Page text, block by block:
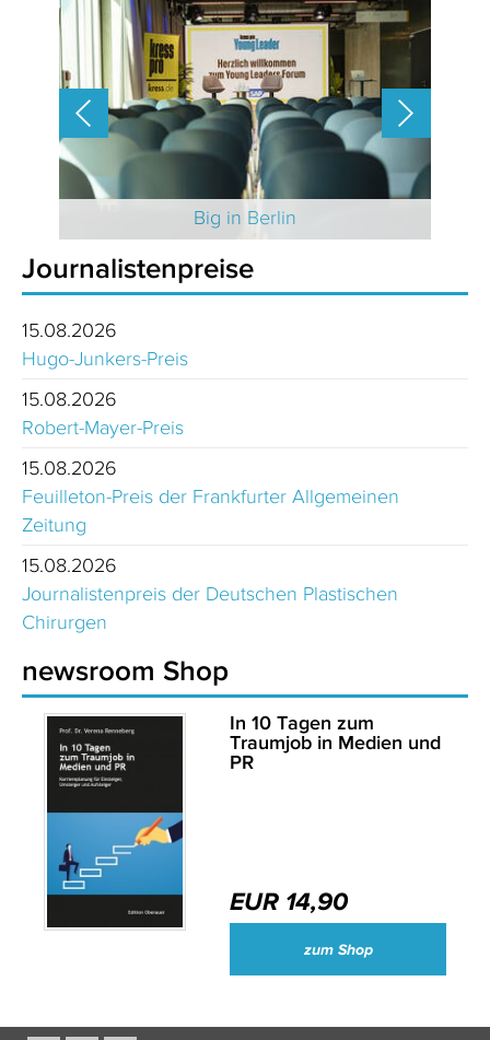
Big in Berlin
Journalistenpreise
15.08.2026
Hugo-Junkers-Preis
15.08.2026
Robert-Mayer-Preis
15.08.2026
Feuilleton-Preis der Frankfurter Allgemeinen
Zeitung
15.08.2026
Journalistenpreis der Deutschen Plastischen
Chirurgen
newsroom Shop
In 10 Tagen zum
Traumjob in Medien und
PR
EUR 14,90
zum Shop